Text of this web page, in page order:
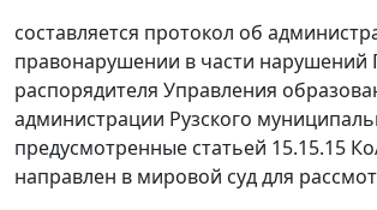
составляется протокол об
правонарушении в части нарушений
распорядителя Управления
администрации Рузского
предусмотренные статьей 15.15.15
направлен в мировой суд для